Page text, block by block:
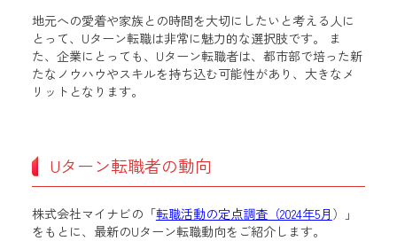
地元への愛着や家族との時間を大切にしたいと考える人に
とって、Uターン転職は非常に魅力的な選択肢です。 ま
た、企業にとっても、Uターン転職者は、都市部で培った新
たなノウハウやスキルを持ち込む可能性があり、大きなメ
リットとなります。
Uターン転職者の動向
株式会社マイナビの「転職活動の定点調査（2024年5月 ）」
をもとに、最新のUターン転職動向をご紹介します。